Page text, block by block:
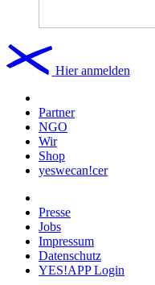
Hier anmelden
Partner
NGO
Wir
Shop
yeswecan!cer
Presse
Jobs
Impressum
Datenschutz
YES!APP Login